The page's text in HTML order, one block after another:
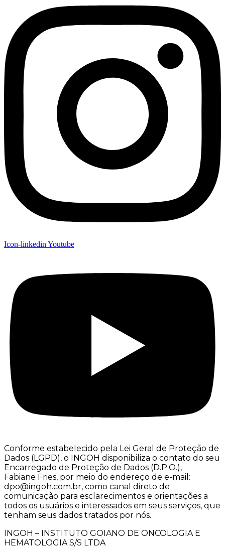
Icon-linkedin Youtube
Conforme estabelecido pela Lei Geral de Proteção de
Dados (LGPD), o INGOH disponibiliza o contato do seu
Encarregado de Proteção de Dados (D.P.O.),
Fabiane Fries, por meio do endereço de e-mail:
dpo@ingoh.com.br, como canal direto de
comunicação para esclarecimentos e orientações a
todos os usuários e interessados em seus serviços, que
tenham seus dados tratados por nós.
INGOH – INSTITUTO GOIANO DE ONCOLOGIA E
HEMATOLOGIA S/S LTDA